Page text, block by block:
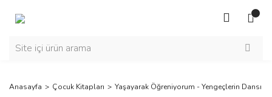
Anasayfa Çocuk Kitapları Yaşayarak Öğreniyorum - Yengeçlerin Dansı